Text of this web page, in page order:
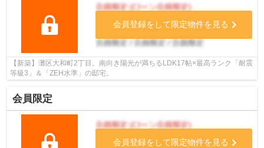
会員登録をして限定物件を見る
【新築】灘区大和町2丁目。南向き陽光が満ちるLDK17帖×最高ランク「耐震
等級3」＆「ZEH水準」の邸宅。
会員限定
会員登録をして限定物件を見る